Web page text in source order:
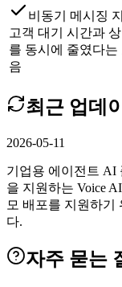
비동기 메시징
고객 대기 시간과
를 동시에 줄였다는
음
최근 업데
2026-05-11
기업용 에이전트 AI
을 지원하는 Voice
모 배포를 지원하기
다.
자주 묻는